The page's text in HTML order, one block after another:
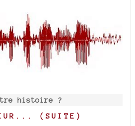
histoire ?
(SUITE)